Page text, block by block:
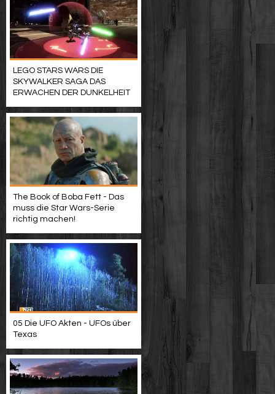
LEGO STARS WARS DIE
SKYWALKER SAGA DAS
ERWACHEN DER DUNKELHEIT
The Book of Boba Fett - Das
muss die Star Wars-Serie
richtig machen!
05 Die UFO Akten - UFOs über
Texas